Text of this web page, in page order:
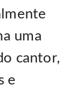
uma
cantor,
e